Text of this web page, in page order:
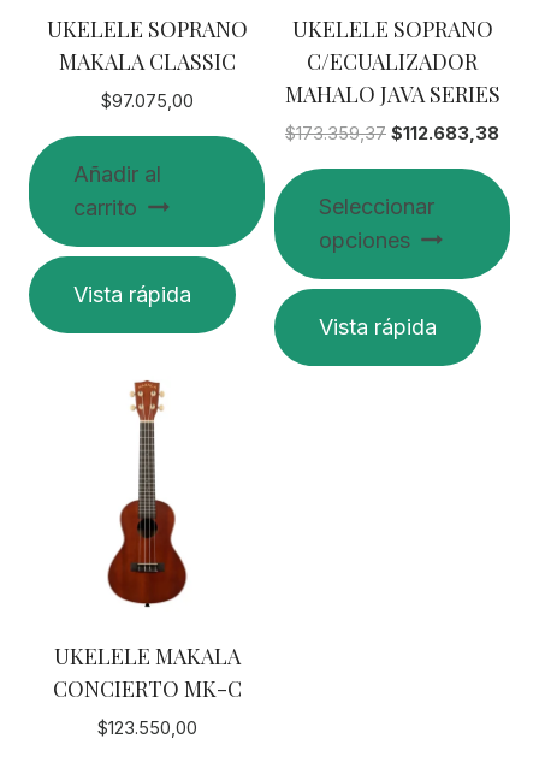
UKELELE SOPRANO
MAKALA CLASSIC
$97.075,00
Añadir al
carrito
Vista rápida
UKELELE SOPRANO
C/ECUALIZADOR
MAHALO JAVA SERIES
$173.359,37 El
era:
$173.359,37.
$112.683,38El
es:
Seleccionar
opciones
Este
producto
tiene
Vista rápida
UKELELE MAKALA
CONCIERTO MK-C
$123.550,00